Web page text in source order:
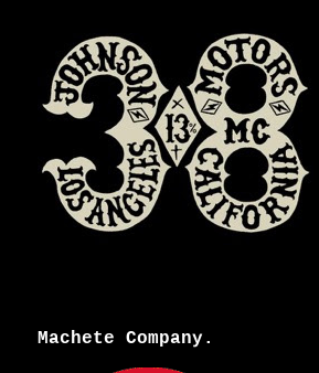
Machete Company.